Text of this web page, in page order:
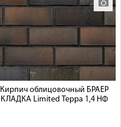
Кирпич облицовочный БРАЕР
КЛАДКА Limited Терра 1,4 НФ